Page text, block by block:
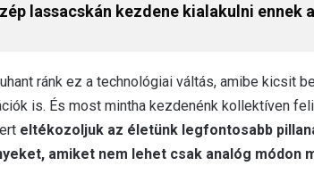
lassacskán kezdene kialakulni ennek
ránk ez a technológiai váltás, amibe kicsit
is. És most mintha kezdenénk kollektíven
eltékozoljuk az életünk legfontosabb
amiket nem lehet csak analóg módon